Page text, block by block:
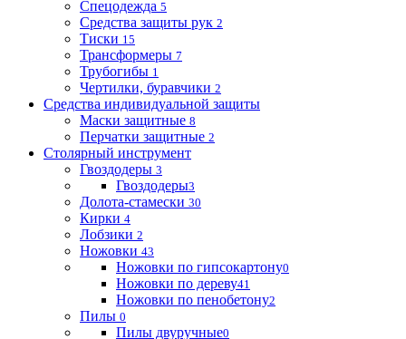
Спецодежда 5
Средства защиты рук 2
Тиски 15
Трансформеры 7
Трубогибы 1
Чертилки, буравчики 2
Средства индивидуальной защиты
Маски защитные 8
Перчатки защитные 2
Столярный инструмент
Гвоздодеры 3
Гвоздодеры3
Долота-стамески 30
Кирки 4
Лобзики 2
Ножовки 43
Ножовки по гипсокартону0
Ножовки по дереву41
Ножовки по пенобетону2
Пилы 0
Пилы двуручные0